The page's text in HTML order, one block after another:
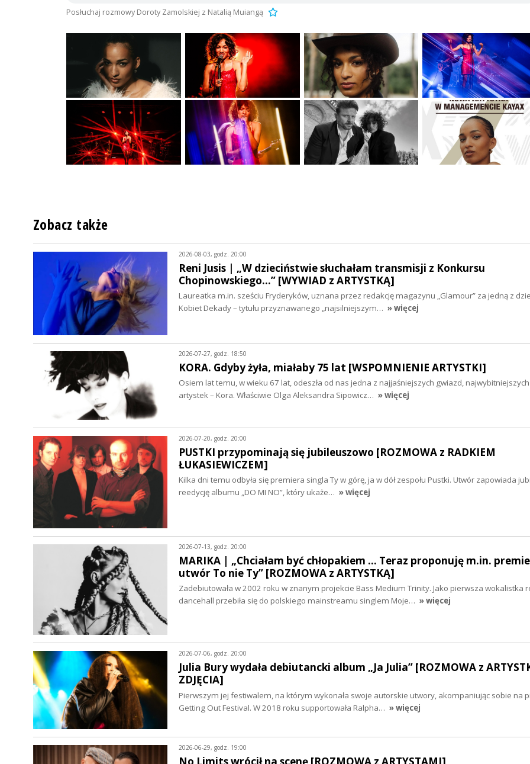
Posłuchaj rozmowy Doroty Zamolskiej z Natalią Muiangą
Zobacz także
2026-08-03, godz. 20:00
Reni Jusis | „W dzieciństwie słuchałam transmisji z Konkursu
Chopinowskiego…” [WYWIAD z ARTYSTKĄ]
Laureatka m.in. sześciu Fryderyków, uznana przez redakcję magazynu „Glamour” za jedną z
Kobiet Dekady – tytułu przyznawanego „najsilniejszym… » więcej
2026-07-27, godz. 18:50
KORA. Gdyby żyła, miałaby 75 lat [WSPOMNIENIE ARTYSTKI]
Osiem lat temu, w wieku 67 lat, odeszła od nas jedna z najjaśniejszych gwiazd,
artystek – Kora. Właściwie Olga Aleksandra Sipowicz… » więcej
2026-07-20, godz. 20:00
PUSTKI przypominają się jubileuszowo [ROZMOWA z RADKIEM
ŁUKASIEWICZEM]
Kilka dni temu odbyła się premiera singla Ty w górę, ja w dół zespołu Pustki. Utwór zapowiada
reedycję albumu „DO MI NO”, który ukaże… » więcej
2026-07-13, godz. 20:00
MARIKA | „Chciałam być chłopakiem ... Teraz proponuję m.in.
utwór To nie Ty” [ROZMOWA z ARTYSTKĄ]
Zadebiutowała w 2002 roku w znanym projekcie Bass Medium Trinity. Jako pierwsza wokalistka
dancehall przebiła się do polskiego mainstreamu singlem Moje… » więcej
2026-07-06, godz. 20:00
Julia Bury wydała debiutancki album „Ja Julia” [ROZMOWA z
ZDJĘCIA]
Pierwszym jej festiwalem, na którym wykonała swoje autorskie utwory, akompaniując sobie na
Getting Out Festival. W 2018 roku supportowała Ralpha… » więcej
2026-06-29, godz. 19:00